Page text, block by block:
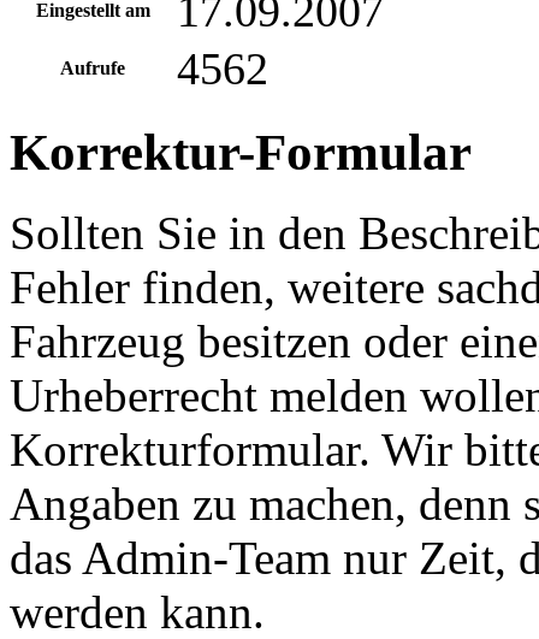
Eingestellt am 17.09.2007
Aufrufe 4562
Korrektur-Formular
Sollten Sie in den
Fehler finden, weitere
Fahrzeug besitzen oder
Urheberrecht melden
Korrekturformular. Wir
Angaben zu machen,
das Admin-Team nur Zeit,
werden kann.